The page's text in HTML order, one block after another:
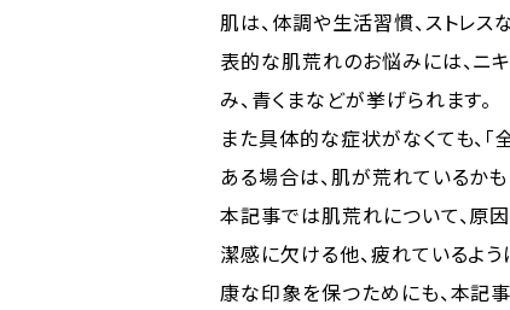
肌は、体調や生活習慣、ストレ
表的な肌荒れのお悩みには、ニ
み、青くまなどが挙げられます。
また具体的な症状がなくても、「
ある場合は、肌が荒れているかも
本記事では肌荒れについて、原
潔感に欠ける他、疲れているよ
康な印象を保つためにも、本記